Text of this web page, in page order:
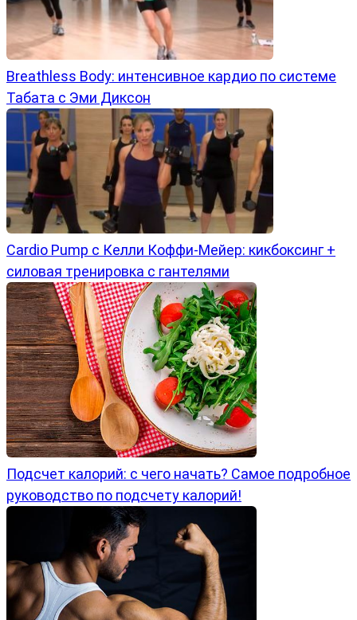
Breathless Body: интенсивное кардио по системе
Табата с Эми Диксон
Cardio Pump с Келли Коффи-Мейер: кикбоксинг +
силовая тренировка с гантелями
Подсчет калорий: с чего начать? Самое подробное
руководство по подсчету калорий!